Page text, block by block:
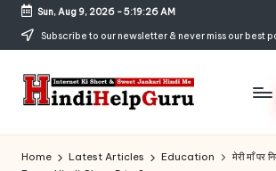
Skip
content
Sun, Aug 9, 2026-5:19:27 AM
Subscribe to our newsletter & never miss our best
H
in
Home Latest Articles Education
मेरी माँ